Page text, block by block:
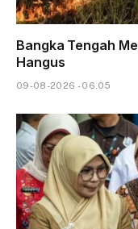
Bangka Tengah
Hangus
09-08-2026 - 06.05